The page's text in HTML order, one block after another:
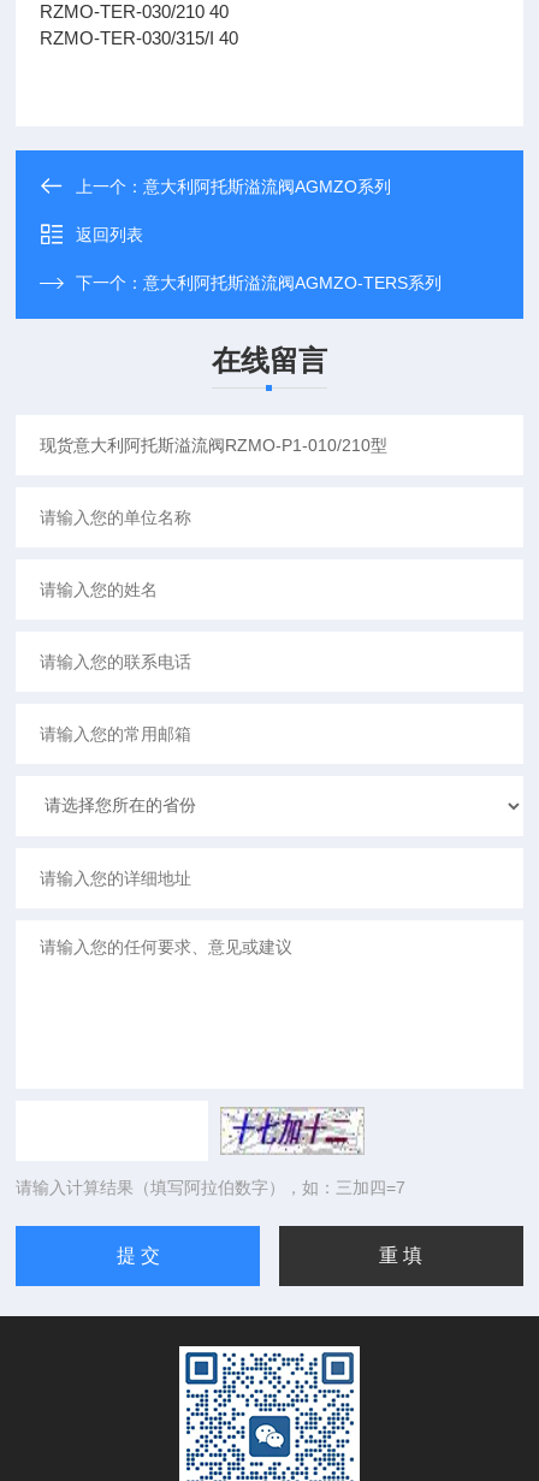
RZMO-TER-030/210 40
RZMO-TER-030/315/I 40
上一个：意大利阿托斯溢流阀AGMZO系列
返回列表
下一个：意大利阿托斯溢流阀AGMZO-TERS系列
在线留言
请输入计算结果（填写阿拉伯数字），如：三加四=7